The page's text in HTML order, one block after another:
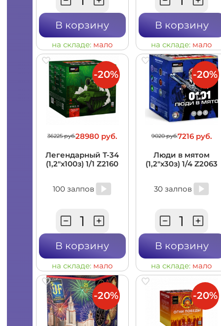
В корзину
на складе: мало
В корзину
на складе: мало
36225 руб.28980 руб.
Легендарный Т-34
(1,2"х100з) 1/1 Z2160
100 залпов
В корзину
на складе: мало
-20%
9020 руб.7216 руб.
Люди в мятом
(1,2"х30з) 1/4 Z2063
30 залпов
В корзину
на складе: мало
-20%
-20% -20%